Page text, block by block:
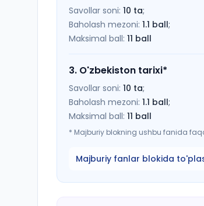
Savollar soni: 10 ta;
Baholash mezoni: 1.1 ball;
Maksimal ball: 11 ball
3. O'zbekiston tarixi*
Savollar soni: 10 ta;
Baholash mezoni: 1.1 ball;
Maksimal ball: 11 ball
* Majburiy blokning ushbu fanida
Majburiy fanlar blokida